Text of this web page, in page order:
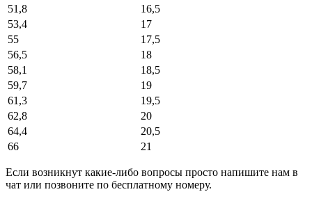
51,8
16,5
53,4
17
55
17,5
56,5
18
58,1
18,5
59,7
19
61,3
19,5
62,8
20
64,4
20,5
66
21
Если возникнут какие-либо вопросы просто напишите нам в
чат или позвоните по бесплатному номеру.